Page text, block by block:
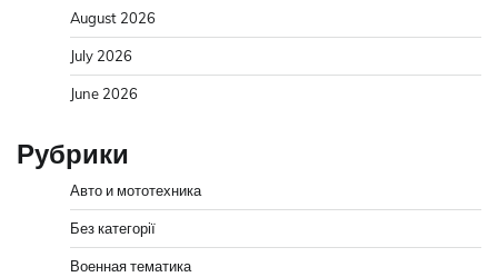
August 2026
July 2026
June 2026
Рубрики
Авто и мототехника
Без категорії
Военная тематика